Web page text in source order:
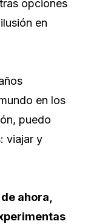
opciones
en
en los
puedo
viajar y
ahora,